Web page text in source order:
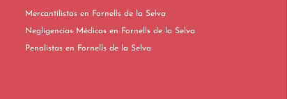
Mercantilistas en Fornells de la Selva
Negligencias Médicas en Fornells de la Selva
Penalistas en Fornells de la Selva